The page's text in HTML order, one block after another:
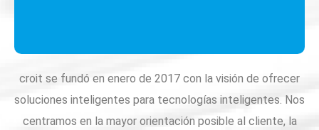
croit se fundó en enero de 2017 con la visión de ofrecer
soluciones inteligentes para tecnologías inteligentes. Nos
centramos en la mayor orientación posible al cliente, la